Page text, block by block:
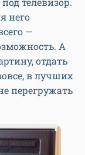
него
—
А
отдать
в лучших
перегружать